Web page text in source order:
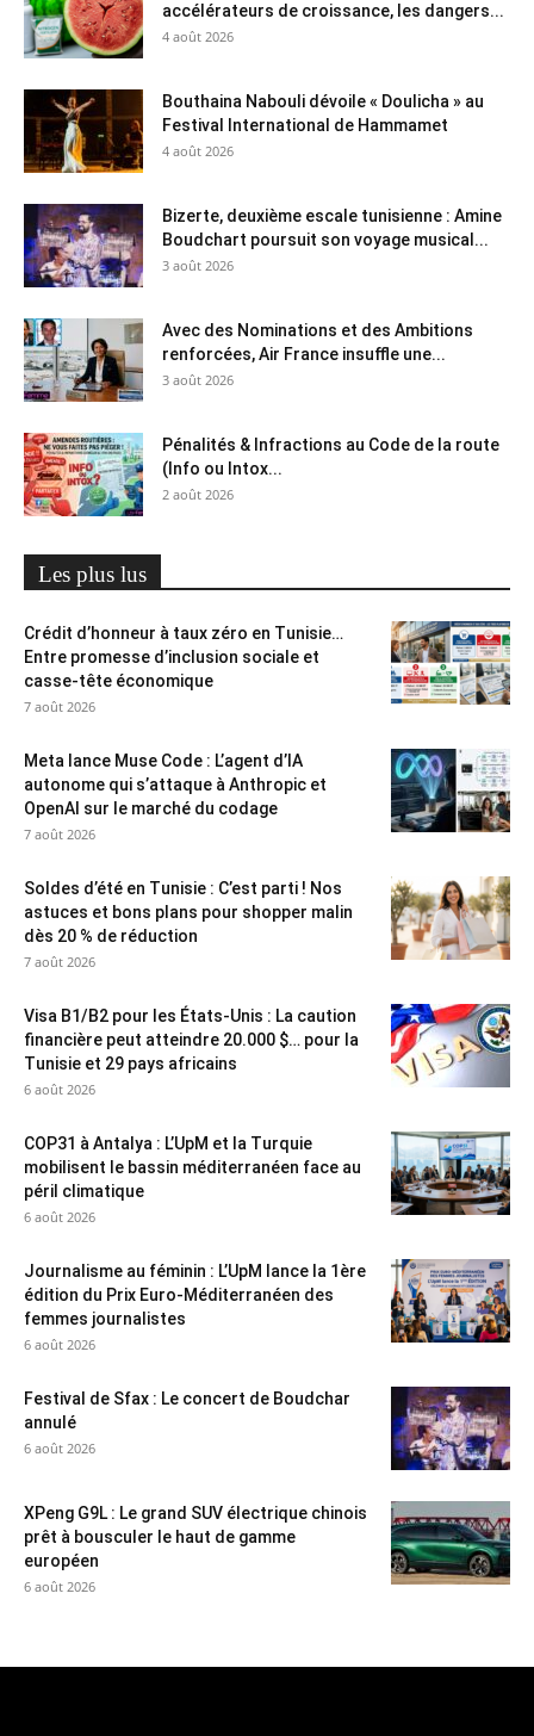
accélérateurs de croissance, les dangers...
4 août 2026
Bouthaina Nabouli dévoile « Doulicha » au
Festival International de Hammamet
4 août 2026
Bizerte, deuxième escale tunisienne : Amine
Boudchart poursuit son voyage musical...
3 août 2026
Avec des Nominations et des Ambitions
renforcées, Air France insuffle une...
3 août 2026
Pénalités & Infractions au Code de la route
(Info ou Intox...
2 août 2026
Les plus lus
Crédit d’honneur à taux zéro en Tunisie…
Entre promesse d’inclusion sociale et
casse-tête économique
7 août 2026
Meta lance Muse Code : L’agent d’IA
autonome qui s’attaque à Anthropic et
OpenAI sur le marché du codage
7 août 2026
Soldes d’été en Tunisie : C’est parti ! Nos
astuces et bons plans pour shopper malin
dès 20 % de réduction
7 août 2026
Visa B1/B2 pour les États-Unis : La caution
financière peut atteindre 20.000 $… pour la
Tunisie et 29 pays africains
6 août 2026
COP31 à Antalya : L’UpM et la Turquie
mobilisent le bassin méditerranéen face au
péril climatique
6 août 2026
Journalisme au féminin : L’UpM lance la 1ère
édition du Prix Euro-Méditerranéen des
femmes journalistes
6 août 2026
Festival de Sfax : Le concert de Boudchar
annulé
6 août 2026
XPeng G9L : Le grand SUV électrique chinois
prêt à bousculer le haut de gamme
européen
6 août 2026